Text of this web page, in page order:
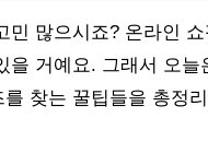
많으시죠? 온라인
거예요. 그래서 오
찾는 꿀팁들을 총정